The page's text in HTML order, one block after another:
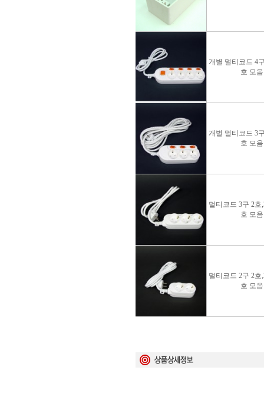
개별 멀티코드 4
호 모음
개별 멀티코드 3
호 모음
멀티코드 3구 2호
호 모음
멀티코드 2구 2호
호 모음